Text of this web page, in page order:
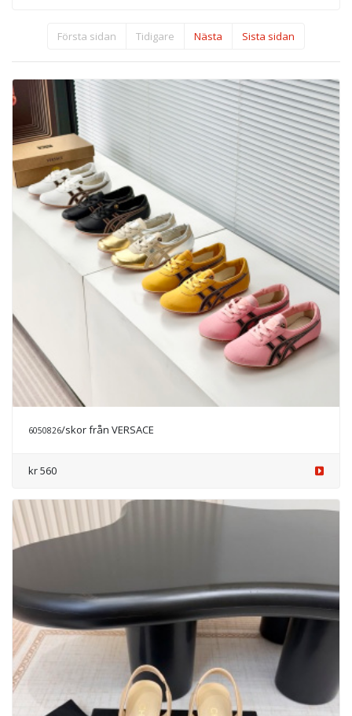
Första sidan Tidigare Nästa Sista sidan
6050826/skor från VERSACE
kr 560